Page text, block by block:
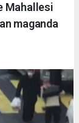
Mahallesi
maganda